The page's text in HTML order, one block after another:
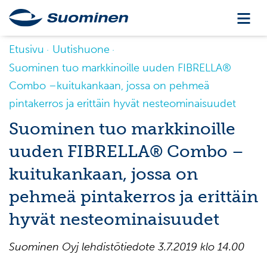
Etusivu
Uutishuone
Suominen tuo markkinoille uuden FIBRELLA®
Combo –kuitukankaan, jossa on pehmeä
pintakerros ja erittäin hyvät nesteominaisuudet
Suominen tuo markkinoille
uuden FIBRELLA® Combo –
kuitukankaan, jossa on
pehmeä pintakerros ja erittäin
hyvät nesteominaisuudet
Suominen Oyj lehdistötiedote 3.7.2019 klo 14.00